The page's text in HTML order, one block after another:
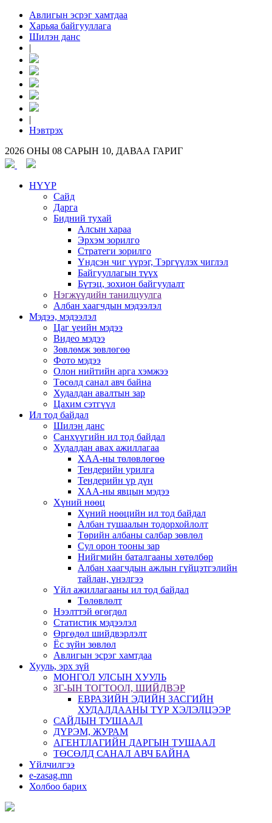
Авлигын эсрэг хамтдаа
Харьяа байгууллага
Шилэн данс
|
|
Нэвтрэх
2026 ОНЫ 08 САРЫН 10, ДАВАА ГАРИГ
НҮҮР
Сайд
Дарга
Бидний тухай
Алсын хараа
Эрхэм зорилго
Стратеги зорилго
Үндсэн чиг үүрэг, Тэргүүлэх чиглэл
Байгууллагын түүх
Бүтэц, зохион байгуулалт
Нэгжүүдийн танилцуулга
Албан хаагчдын мэдээлэл
Мэдээ, мэдээлэл
Цаг үеийн мэдээ
Видео мэдээ
Зөвлөмж зөвлөгөө
Фото мэдээ
Олон нийтийн арга хэмжээ
Төсөлд санал авч байна
Худалдан авалтын зар
Цахим сэтгүүл
Ил тод байдал
Шилэн данс
Санхүүгийн ил тод байдал
Худалдан авах ажиллагаа
ХАА-ны төлөвлөгөө
Тендерийн урилга
Тендерийн үр дүн
ХАА-ны явцын мэдээ
Хүний нөөц
Хүний нөөцийн ил тод байдал
Албан тушаалын тодорхойлолт
Төрийн албаны салбар зөвлөл
Сул орон тооны зар
Нийгмийн баталгааны хөтөлбөр
Албан хаагчдын ажлын гүйцэтгэлийн
тайлан, үнэлгээ
Үйл ажиллагааны ил тод байдал
Төлөвлөлт
Нээлттэй өгөгдөл
Статистик мэдээлэл
Өргөдөл шийдвэрлэлт
Ёс зүйн зөвлөл
Авлигын эсрэг хамтдаа
Хууль, эрх зүй
МОНГОЛ УЛСЫН ХУУЛЬ
ЗГ-ЫН ТОГТООЛ, ШИЙДВЭР
ЕВРАЗИЙН ЭДИЙН ЗАСГИЙН
ХУДАЛДААНЫ ТҮР ХЭЛЭЛЦЭЭР
САЙДЫН ТУШААЛ
ДҮРЭМ, ЖУРАМ
АГЕНТЛАГИЙН ДАРГЫН ТУШААЛ
ТӨСӨЛД САНАЛ АВЧ БАЙНА
Үйлчилгээ
e-zasag.mn
Холбоо барих